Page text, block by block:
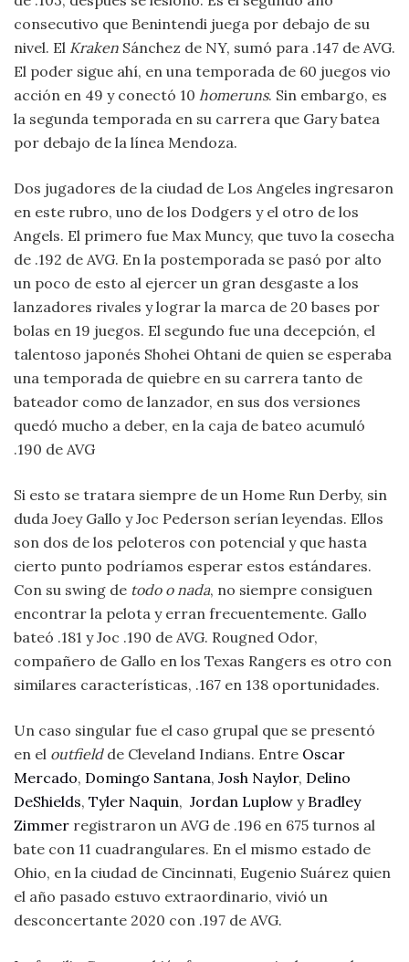
consecutivo que Benintendi juega por debajo de su
nivel. El Kraken Sánchez de NY, sumó para .147 de AVG.
El poder sigue ahí, en una temporada de 60 juegos vio
acción en 49 y conectó 10 homeruns. Sin embargo, es
la segunda temporada en su carrera que Gary batea
por debajo de la línea Mendoza.
Dos jugadores de la ciudad de Los Angeles ingresaron
en este rubro, uno de los Dodgers y el otro de los
Angels. El primero fue Max Muncy, que tuvo la cosecha
de .192 de AVG. En la postemporada se pasó por alto
un poco de esto al ejercer un gran desgaste a los
lanzadores rivales y lograr la marca de 20 bases por
bolas en 19 juegos. El segundo fue una decepción, el
talentoso japonés Shohei Ohtani de quien se esperaba
una temporada de quiebre en su carrera tanto de
bateador como de lanzador, en sus dos versiones
quedó mucho a deber, en la caja de bateo acumuló
.190 de AVG
Si esto se tratara siempre de un Home Run Derby, sin
duda Joey Gallo y Joc Pederson serían leyendas. Ellos
son dos de los peloteros con potencial y que hasta
cierto punto podríamos esperar estos estándares.
Con su swing de todo o nada, no siempre consiguen
encontrar la pelota y erran frecuentemente. Gallo
bateó .181 y Joc .190 de AVG. Rougned Odor,
compañero de Gallo en los Texas Rangers es otro con
similares características, .167 en 138 oportunidades.
Un caso singular fue el caso grupal que se presentó
en el outfieldde Cleveland Indians. Entre Oscar
Mercado, Domingo Santana, Josh Naylor, Delino
DeShields, Tyler Naquin, Jordan Luplow y Bradley
Zimmer registraron un AVG de .196 en 675 turnos al
bate con 11 cuadrangulares. En el mismo estado de
Ohio, en la ciudad de Cincinnati, Eugenio Suárez quien
el año pasado estuvo extraordinario, vivió un
desconcertante 2020 con .197 de AVG.